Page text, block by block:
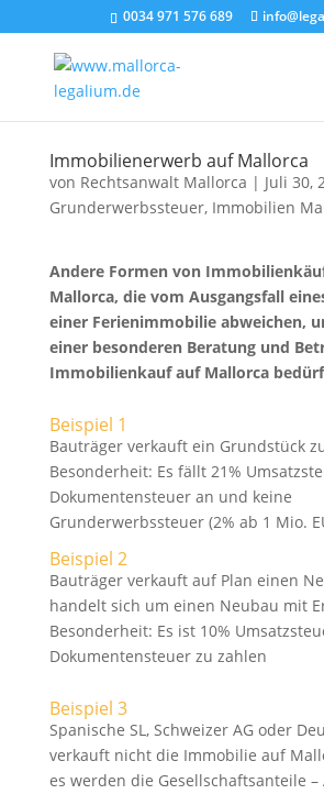
0034 971 576 689
Immobilienerwerb auf Mallorca
von Rechtsanwalt Mallorca | Juli 30,
Grunderwerbssteuer, Immobilien
Andere Formen von
Mallorca, die vom Ausgangsfall
einer Ferienimmobilie abweichen,
einer besonderen Beratung und
Immobilienkauf auf Mallorca
Beispiel 1
Bauträger verkauft ein Grundstück
Besonderheit: Es fällt 21%
Dokumentensteuer an und keine
Grunderwerbssteuer (2% ab 1 Mio.
Beispiel 2
Bauträger verkauft auf Plan einen
handelt sich um einen Neubau mit
Besonderheit: Es ist 10%
Dokumentensteuer zu zahlen
Beispiel 3
Spanische SL, Schweizer AG oder
verkauft nicht die Immobilie auf
es werden die Gesellschaftsanteile